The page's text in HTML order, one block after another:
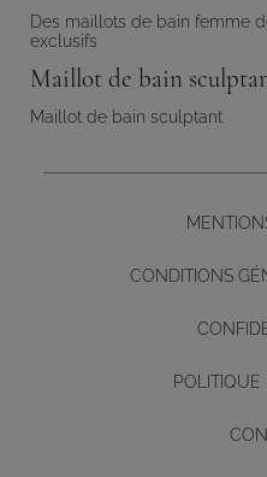
Des maillots de bain femme
exclusifs
Maillot de bain
Maillot de bain sculptant
CONDITIONS
POLITIQUE